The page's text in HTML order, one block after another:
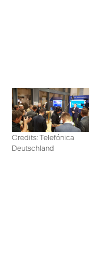
Credits: Telefónica
Deutschland